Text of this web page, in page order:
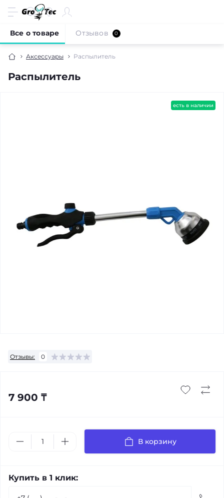
Аксессуары Распылитель
Распылитель
Все о товаре Отзывов 0
есть в наличии
Отзывы: 0
7 900 ₸
В корзину
Купить в 1 клик: